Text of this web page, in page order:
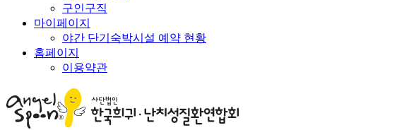
구인구직
마이페이지
야간 단기숙박시설 예약 현황
홈페이지
이용약관